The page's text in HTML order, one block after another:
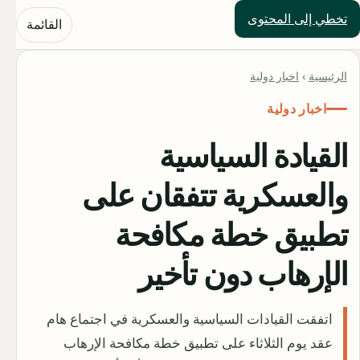
تخطي إلى المحتوى
حلول العالم القائمة
الرئيسية › اخبار دولية
اخبار دولية
القيادة السياسية
والعسكرية تتفقان على
تطبيق خطة مكافحة
الإرهاب دون تأخير
اتفقت القيادات السياسية والعسكرية في اجتماع هام
عقد يوم الثلاثاء على تطبيق خطة مكافحة الإرهاب